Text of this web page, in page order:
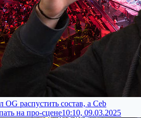
OG распустить состав, а Ceb
на про-сцене10:10, 09.03.2025